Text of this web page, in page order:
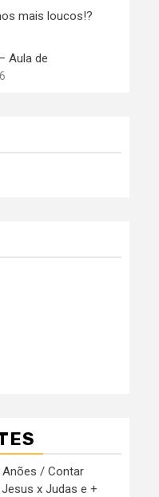
mais loucos!?
Aula de
/ Contar
x Judas e +